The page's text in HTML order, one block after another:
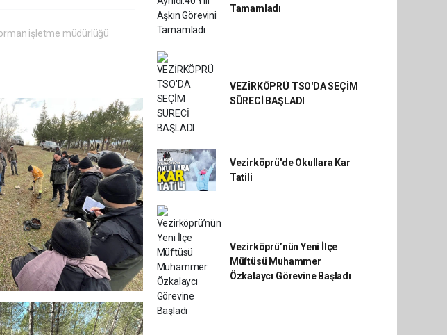
işletme müdürlüğü
Tamamladı
VEZİRKÖPRÜ TSO'DA SEÇİM
SÜRECİ BAŞLADI
Vezirköprü'de Okullara Kar
Tatili
Vezirköprü’nün Yeni İlçe
Müftüsü Muhammer
Özkalaycı Görevine Başladı